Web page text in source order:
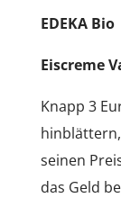
EDEKA Bio
Eiscreme
Knapp 3
seinen
das Geld